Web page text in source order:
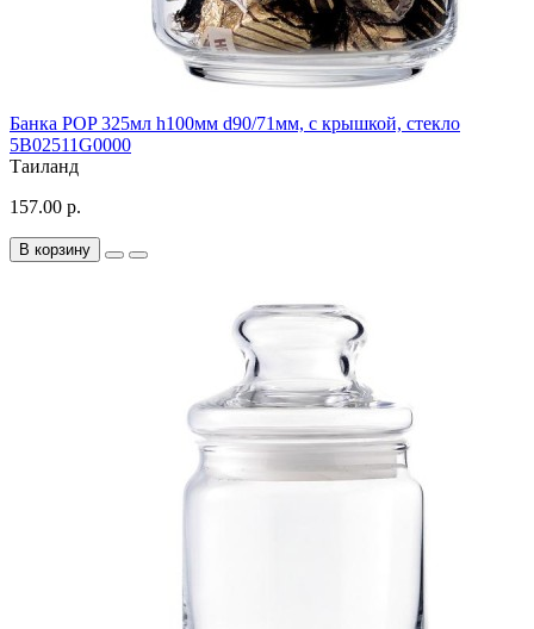
Банка POP 325мл h100мм d90/71мм, с крышкой, стекло
5B02511G0000
Таиланд
157.00 р.
В корзину